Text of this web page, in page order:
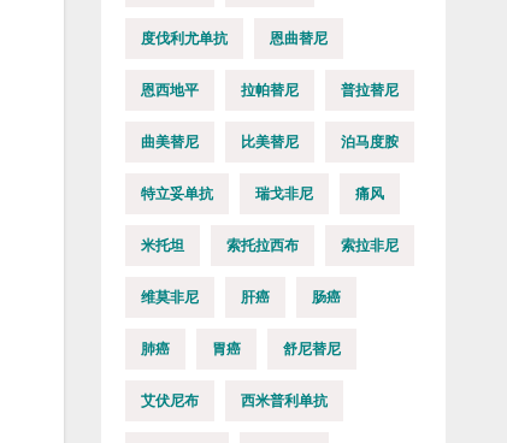
度伐利尤单抗 恩曲替尼
恩西地平 拉帕替尼 普拉替尼
曲美替尼 比美替尼 泊马度胺
特立妥单抗 瑞戈非尼 痛风
米托坦 索托拉西布 索拉非尼
维莫非尼 肝癌 肠癌
肺癌 胃癌 舒尼替尼
艾伏尼布 西米普利单抗